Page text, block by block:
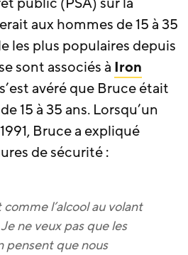
aux hommes de 15 à 35
les plus populaires depuis
sont associés à Iron
avéré que Bruce était
15 à 35 ans. Lorsqu’un
Bruce a expliqué
de sécurité :
l’alcool au volant
ne veux pas que les
pensent que nous